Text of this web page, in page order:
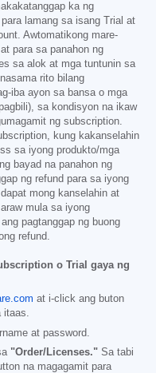
ka ng
lamang sa isang Trial at
Awtomatikong mare-
para sa panahon ng
sa alok at mga tuntunin sa
rito bilang
iba ayon sa bansa o mga
sa kondisyon na ikaw
ng subscription.
kung kakanselahin
sa iyong produkto/mga
bayad na panahon ng
ng refund para sa iyong
mong kanselahin at
mula sa iyong
pagtanggap ng buong
refund.
o Trial gaya ng
at i-click ang buton
itaas.
at password.
"Order/Licenses." Sa tabi
na magagamit para